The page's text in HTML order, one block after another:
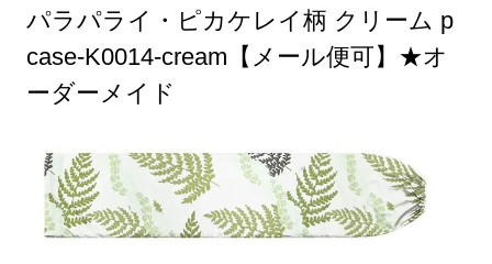
パラパライ・ピカケレイ柄 クリーム p
case-K0014-cream【メール便可】★オ
ーダーメイド